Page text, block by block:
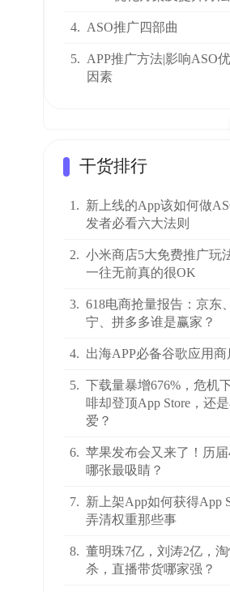
4. ASO推广四部曲
5. APP推广方法|影响ASO
因素
干货排行
1. 新上线的App该如何做
发者必看六大法则
2. 小米商店5大免费推广玩
一往无前真的很OK
3. 618电商抢量报告：京东
宁、拼多多谁是赢家？
4. 出海APP必备谷歌应用
5. 下载量暴增676%，危机
啡却登顶App Store，还
爱？
6. 苹果发布会又来了！历
哪张最吸睛？
7. 新上架App如何获得App
弄清权重那些事
8. 董明珠7亿，刘涛2亿，
杀，直播带货哪家强？